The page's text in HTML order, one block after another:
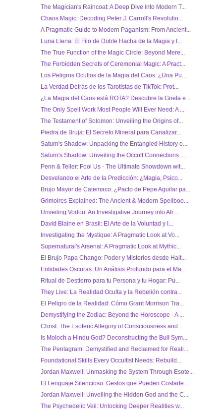
The Magician's Raincoat: A Deep Dive into Modern T...
Chaos Magic: Decoding Peter J. Carroll's Revolutio...
A Pragmatic Guide to Modern Paganism: From Ancient...
Luna Llena: El Filo de Doble Hacha de la Magia y l...
The True Function of the Magic Circle: Beyond Mere...
The Forbidden Secrets of Ceremonial Magic: A Pract...
Los Peligros Ocultos de la Magia del Caos: ¿Una Pu...
La Verdad Detrás de los Tarotistas de TikTok: Prot...
¿La Magia del Caos está ROTA? Descubre la Grieta e...
The Only Spell Work Most People Will Ever Need: A ...
The Testament of Solomon: Unveiling the Origins of...
Piedra de Bruja: El Secreto Mineral para Canalizar...
Saturn's Shadow: Unpacking the Entangled History o...
Saturn's Shadow: Unveiling the Occult Connections ...
Penn & Teller: Fool Us - The Ultimate Showdown wit...
Desvelando el Arte de la Predicción: ¿Magia, Psico...
Brujo Mayor de Catemaco: ¿Pacto de Pepe Aguilar pa...
Grimoires Explained: The Ancient & Modern Spellboo...
Unveiling Vodou: An Investigative Journey into Afr...
David Blaine en Brasil: El Arte de la Voluntad y l...
Investigating the Mystique: A Pragmatic Look at Vo...
Supernatural's Arsenal: A Pragmatic Look at Mythic...
El Brujo Papa Chango: Poder y Misterios desde Hait...
Entidades Oscuras: Un Análisis Profundo para el Ma...
Ritual de Destierro para tu Persona y tu Hogar: Pu...
They Live: La Realidad Oculta y la Rebelión contra...
El Peligro de la Realidad: Cómo Grant Morrison Tra...
Demystifying the Zodiac: Beyond the Horoscope - A ...
Christ: The Esoteric Allegory of Consciousness and...
Is Moloch a Hindu God? Deconstructing the Bull Sym...
The Pentagram: Demystified and Reclaimed for Reali...
Foundational Skills Every Occultist Needs: Rebuild...
Jordan Maxwell: Unmasking the System Through Esote...
El Lenguaje Silencioso: Gestos que Pueden Costarte...
Jordan Maxwell: Unveiling the Hidden God and the C...
The Psychedelic Veil: Unlocking Deeper Realities w...